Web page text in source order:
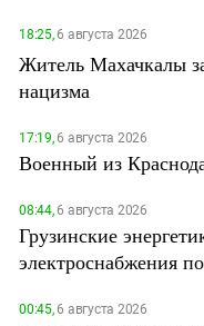
18:25,6 августа 2026
Житель Махачкалы
нацизма
17:19,6 августа 2026
Военный из
08:44,6 августа 2026
Грузинские
электроснабжения
00:45,6 августа 2026